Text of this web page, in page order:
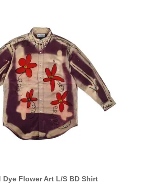
Dye Flower Art L/S BD Shirt